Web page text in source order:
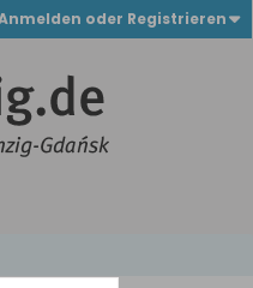
oder Registrieren